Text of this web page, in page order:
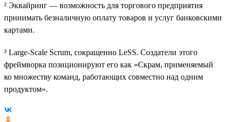
² Эквайринг — возможность для торгового предприятия
принимать безналичную оплату товаров и услуг банковскими
картами.
³ Large-Scale Scrum, сокращенно LeSS. Создатели этого
фреймворка позиционируют его как «Скрам, применяемый
ко множеству команд, работающих совместно над одним
продуктом».